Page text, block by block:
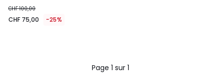
CHF 100,00
CHF 75,00 -25%
Page 1 sur 1